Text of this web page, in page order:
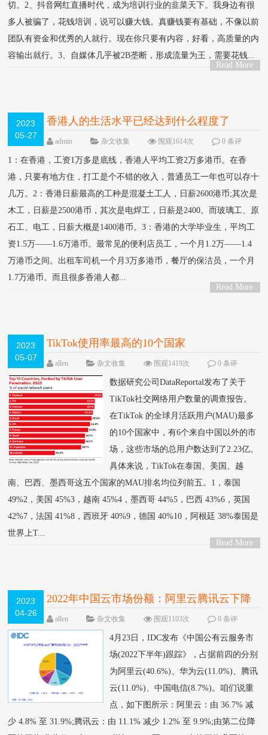
切。2、抖音网红直播时代，成为培训行业的韭菜天下。我身边有很
多人被骗了，花钱培训，说可以赚大钱。真赚钱要有基础，不像以前
团队有资金和优秀的人就行。现在你只要有内容，好看，高质量的内
容输出就行。3、自媒体几乎被2B垄断，形成流量为王，需要花钱...
Read More
2023
05-27
香港人的生活水平已经达到什么程度了
admin 杂文收集 围观1614次
0 条评
1：在香港，工资1万多是底线，香港人平均工资2万多港币。在香
港，只要有地方住，打工是个不错的收入，普通员工一年也可以存十
几万。2：香港日薪最高的工种是混凝土工人，日薪2600港币;其次是
木工，日薪是2500港币，其次是电焊工，日薪是2400。而玻璃工、原
石工、电工，日薪大概是1400港币。3：香港的大学毕业生，平均工
资1.5万——1.6万港币。最常见的便利店员工，一个月1.2万——1.4
万港币之间。出租车司机一个月3万多港币，餐厅的保洁员，一个月
1.7万港币。而且很多香港人都...
Read More
2023
05-07
TikTok使用率最高的10个国家
allen 杂文收集 围观1419次
0 条评
数据研究公司DataReportal发布了关于
TikTok社交网络用户数量的调查报告。
在TikTok 的全球月活跃用户(MAU)最多
的10个国家中，有6个来自中国以外的市
场，这些市场的总用户数达到了2.23亿。
具体来说，TikTok在泰国、美国、越
南、巴西、墨西哥这五个国家的MAU排名均位列前五。1，泰国
49%2，美国 45%3，越南 45%4，墨西哥 44%5，巴西 43%6，英国
42%7，法国 41%8，西班牙 40%9，德国 40%10，阿根廷 38%泰国是
世界上T...
Read More
2023
04-26
2022年中国云市场份额：阿里云腾讯云下降
allen 杂文收集 围观1103次
0 条评
论
4月23日，IDC发布《中国公有云服务市
场(2022下半年)跟踪》，占据前四的分别
为阿里云(40.6%)、华为云(11.0%)、腾讯
云(11.0%)、中国电信(8.7%)。咱们说重
点，如下图所示：阿里云：由 36.7% 减
少 4.8% 至 31.9%;腾讯云：由 11.1% 减少 1.2% 至 9.9%;由第二位降